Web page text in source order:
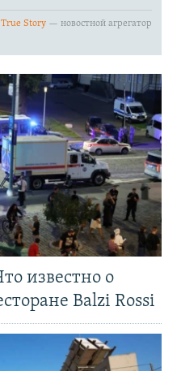
известно о
Balzi Rossi